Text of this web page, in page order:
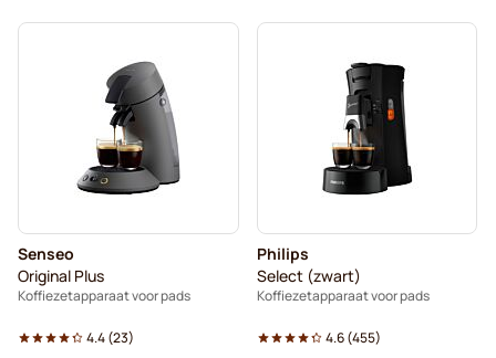
Segafredo - Koffiepads voor Senseo
Café René - Koffiepads voor Senseo
Pads voor Senseo® Merrild - Koffiepads voor Senseo
Friele - Koffiepads voor Senseo
Gimoka - Pads voor Senseo Pads voor Senseo
Senseo
Original Plus
Koffiezetapparaat voor pads
4.4(23)
Philips
Select (zwart)
Koffiezetapparaat voor pads
4.6(455)